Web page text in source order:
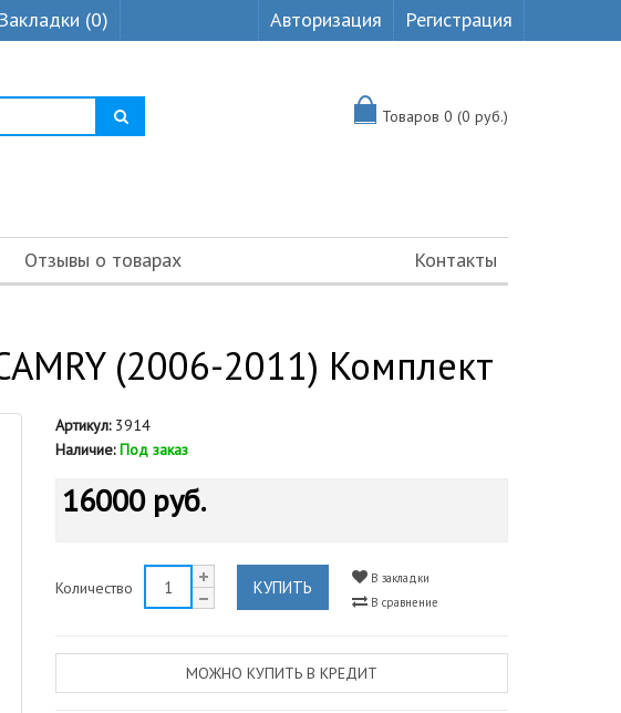
Закладки (0) Авторизация Регистрация
Товаров 0 (0 руб.)
Отзывы о товарах Контакты
(2006-2011) Комплект
Артикул:3914
Наличие: Под заказ
16000 руб.
Количество КУПИТЬ
В закладки
В сравнение
МОЖНО КУПИТЬ В КРЕДИТ